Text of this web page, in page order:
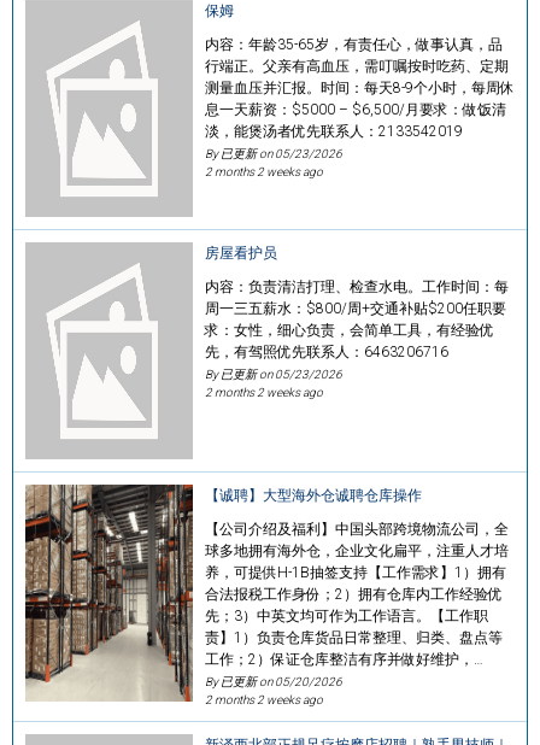
保姆
内容：年龄35-65岁，有责任心，做事认真，品
行端正。父亲有高血压，需叮嘱按时吃药、定期
测量血压并汇报。时间：每天8-9个小时，每周休
息一天薪资：$5000 – $6,500/月要求：做饭清
淡，能煲汤者优先联系人：2133542019
By 已更新 on05/23/2026
2 months 2 weeks ago
房屋看护员
内容：负责清洁打理、检查水电。工作时间：每
周一三五薪水：$800/周+交通补贴$200任职要
求：女性，细心负责，会简单工具，有经验优
先，有驾照优先联系人：6463206716
By 已更新 on05/23/2026
2 months 2 weeks ago
【诚聘】大型海外仓诚聘仓库操作
【公司介绍及福利】中国头部跨境物流公司，全
球多地拥有海外仓，企业文化扁平，注重人才培
养，可提供H-1B抽签支持【工作需求】1）拥有
合法报税工作身份；2）拥有仓库内工作经验优
先；3）中英文均可作为工作语言。【工作职
责】1）负责仓库货品日常整理、归类、盘点等
工作；2）保证仓库整洁有序并做好维护，…
By 已更新 on05/20/2026
2 months 2 weeks ago